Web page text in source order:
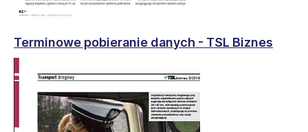
Terminowe pobieranie danych - TSL Biznes